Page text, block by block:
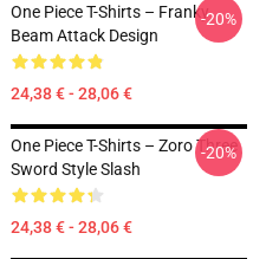
One Piece T-Shirts – Franky
Beam Attack Design
24,38 € - 28,06 €
-20%
One Piece T-Shirts – Zoro Three
Sword Style Slash
24,38 € - 28,06 €
-20%